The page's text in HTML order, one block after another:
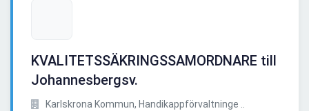
KVALITETSSÄKRINGSSAMORDNARE till
Johannesbergsv.
Karlskrona Kommun, Handikappförvaltninge ..